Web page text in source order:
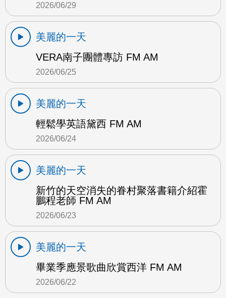
2026/06/29
美麗的一天
VERA南子團體專訪 FM AM
2026/06/25
美麗的一天
輕鬆學英語黛西 FM AM
2026/06/24
美麗的一天
新竹的天空消失的眷村聚落書籍介紹霍
鵬程老師 FM AM
2026/06/23
美麗的一天
畢業季應景歌曲欣賞西洋 FM AM
2026/06/22